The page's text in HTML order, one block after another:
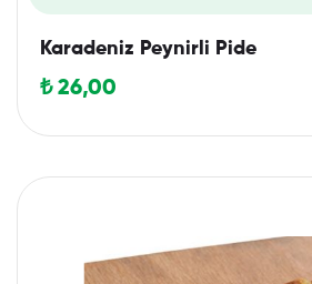
Karadeniz Peynirli Pide
₺26,00